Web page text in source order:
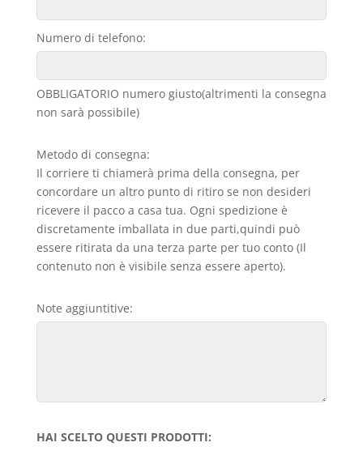
Numero di telefono:
OBBLIGATORIO numero giusto(altrimenti la consegna
non sarà possibile)
Metodo di consegna:
Il corriere ti chiamerà prima della consegna, per
concordare un altro punto di ritiro se non desideri
ricevere il pacco a casa tua. Ogni spedizione è
discretamente imballata in due parti,quindi può
essere ritirata da una terza parte per tuo conto (Il
contenuto non è visibile senza essere aperto).
Note aggiuntitive:
HAI SCELTO QUESTI PRODOTTI: